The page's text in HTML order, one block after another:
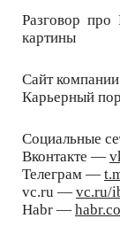
Разговор
картины
Сайт
Карьерный
Социальные
Вконтакте —
Телеграм —
vc.ru — vc.ru/
Habr —